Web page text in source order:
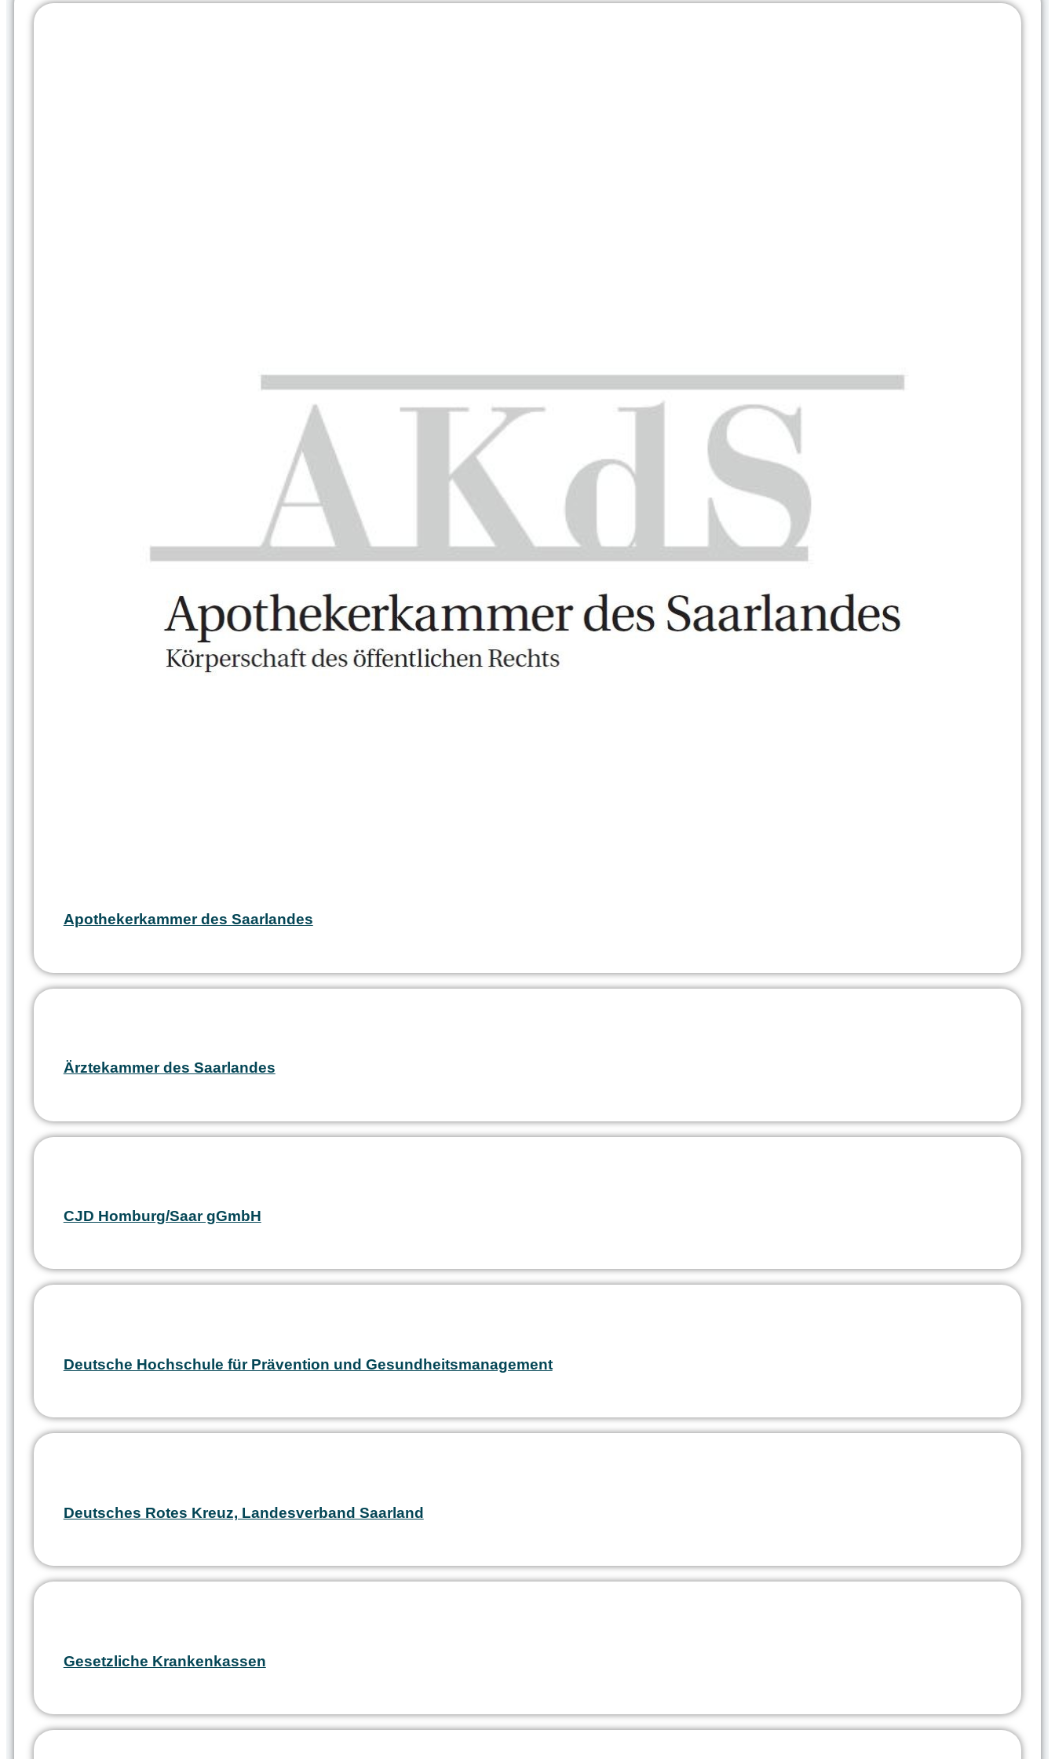
Apothekerkammer des Saarlandes
Ärztekammer des Saarlandes
CJD Homburg/Saar gGmbH
Deutsche Hochschule für Prävention und Gesundheitsmanagement
Deutsches Rotes Kreuz, Landesverband Saarland
Gesetzliche Krankenkassen